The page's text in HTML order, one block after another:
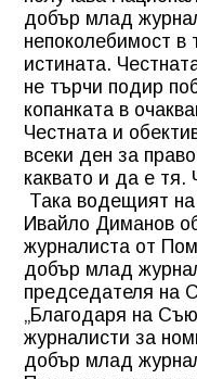
добър млад
непоколебимост в
истината.
не търчи подир
копанката в
Честната и
всеки ден за
каквато и да е тя.
Така водещият
Ивайло Диманов
журналиста от
добър млад
председателя на
„Благодаря на
журналисти за
добър млад